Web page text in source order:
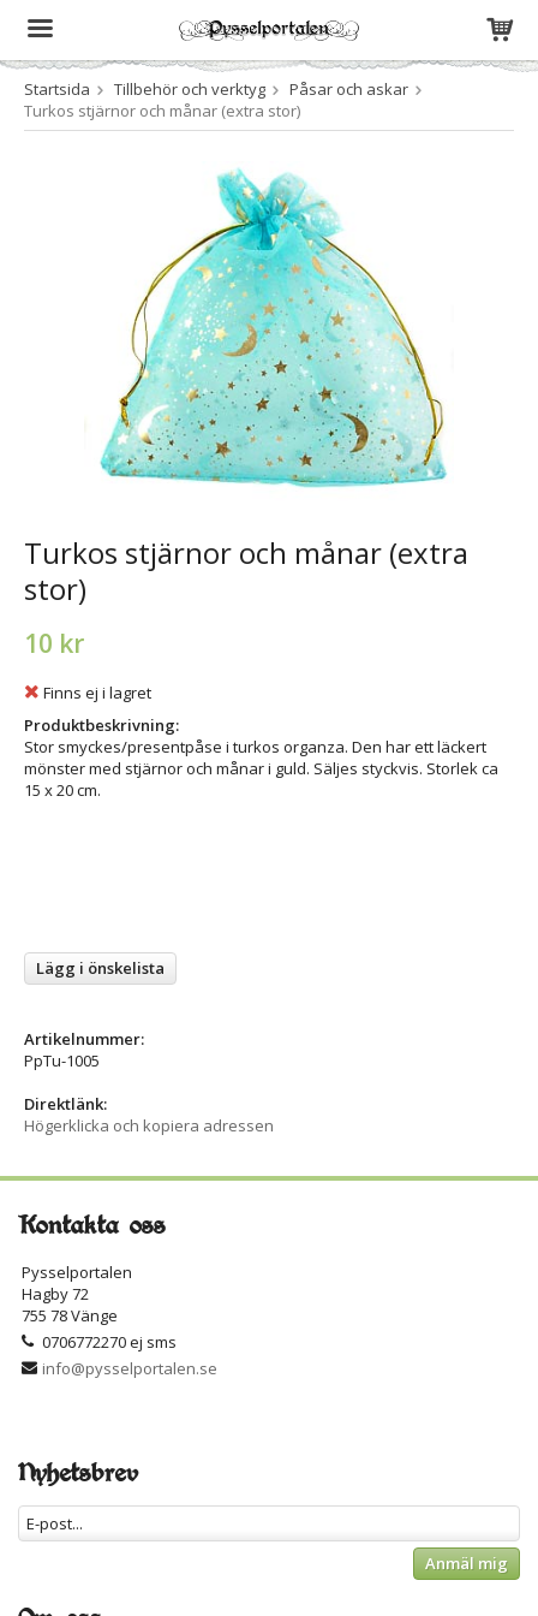
Produkten har blivit tillagd i varukorgen
Startsida Tillbehör och verktyg
Påsar och askar
Turkos stjärnor och månar (extra stor)
Turkos stjärnor och månar (extra
stor)
10 kr
Finns ej i lagret
Produktbeskrivning:
Stor smyckes/presentpåse i turkos organza. Den har ett läckert
mönster med stjärnor och månar i guld. Säljes styckvis. Storlek ca
15 x 20 cm.
Lägg i önskelista
Artikelnummer:
PpTu-1005
Direktlänk:
Högerklicka och kopiera adressen
Kontakta oss
Pysselportalen
Hagby 72
755 78 Vänge
0706772270 ej sms
info@pysselportalen.se
Nyhetsbrev
Anmäl mig